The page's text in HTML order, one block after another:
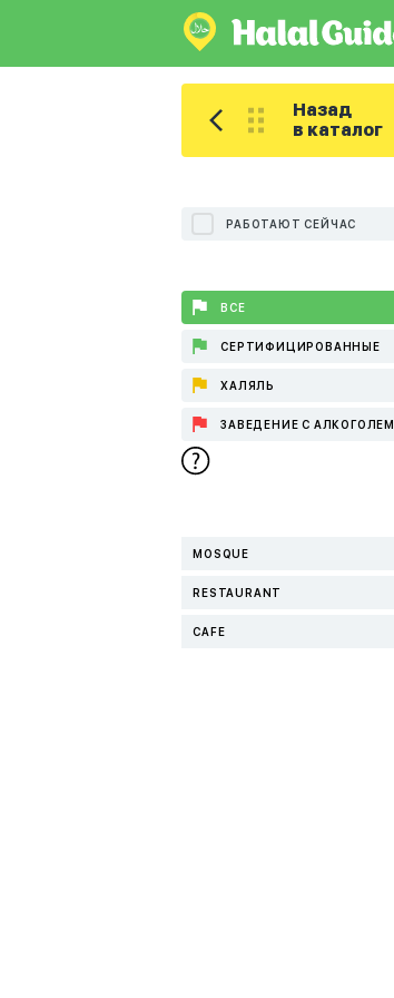
Назад
в каталог
РАБОТАЮТ СЕЙЧАС
ВСЕ
СЕРТИФИЦИРОВАННЫЕ
ХАЛЯЛЬ
ЗАВЕДЕНИЕ С АЛКОГОЛЕМ
MOSQUE
RESTAURANT
CAFE